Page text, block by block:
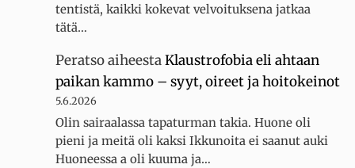
tentistä, kaikki kokevat velvoituksena jatkaa
tätä…
PeratsoaiheestaKlaustrofobia eli ahtaan
paikan kammo – syyt, oireet ja hoitokeinot
5.6.2026
Olin sairaalassa tapaturman takia. Huone oli
pieni ja meitä oli kaksi Ikkunoita ei saanut auki
Huoneessa a oli kuuma ja…